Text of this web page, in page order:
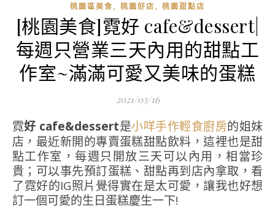
桃園區美食 , 桃園好店 , 桃園甜點店
[桃園美食]霓好 cafe&dessert|
每週只營業三天內用的甜點工
作室~滿滿可愛又美味的蛋糕
2021/03/16
霓好 cafe&dessert是小咩手作輕食廚房的姐妹
店，最近新開的專賣蛋糕甜點飲料，這裡也是甜
點工作室，每週只開放三天可以內用，相當珍
貴；可以事先預訂蛋糕、甜點再到店內拿取，看
了霓好的IG照片覺得實在是太可愛，讓我也好想
訂一個可愛的生日蛋糕慶生一下!